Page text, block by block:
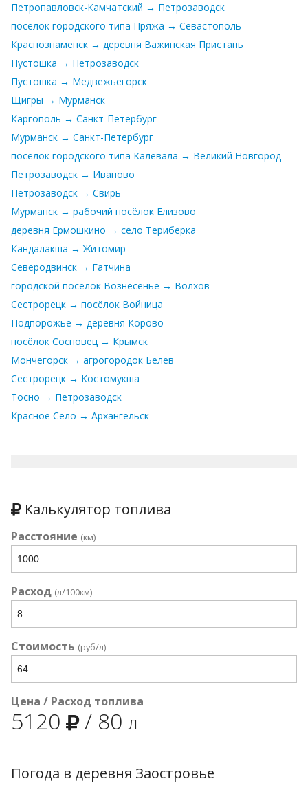
Петропавловск-Камчатский → Петрозаводск
посёлок городского типа Пряжа → Севастополь
Краснознаменск → деревня Важинская Пристань
Пустошка → Петрозаводск
Пустошка → Медвежьегорск
Щигры → Мурманск
Каргополь → Санкт-Петербург
Мурманск → Санкт-Петербург
посёлок городского типа Калевала → Великий Новгород
Петрозаводск → Иваново
Петрозаводск → Свирь
Мурманск → рабочий посёлок Елизово
деревня Ермошкино → село Териберка
Кандалакша → Житомир
Северодвинск → Гатчина
городской посёлок Вознесенье → Волхов
Сестрорецк → посёлок Войница
Подпорожье → деревня Корово
посёлок Сосновец → Крымск
Мончегорск → агрогородок Белёв
Сестрорецк → Костомукша
Тосно → Петрозаводск
Красное Село → Архангельск
Калькулятор топлива
Расстояние (км)
Расход (л/100км)
Стоимость (руб/л)
Цена / Расход топлива
5120 / 80 л
Погода в деревня Заостровье